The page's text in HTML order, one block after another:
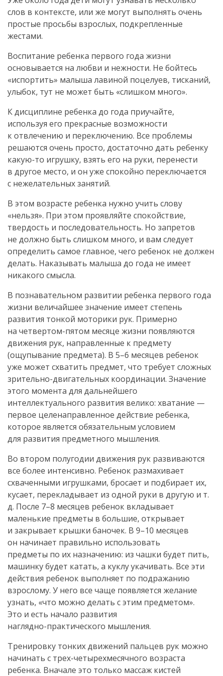
слов в контексте, или же могут выполнять очень
простые просьбы взрослых, подкрепленные
жестами.
Воспитание ребенка первого года жизни
основывается на любви и нежности. Не бойтесь
«испортить» малыша лавиной поцелуев, тисканий,
улыбок, тут не может быть «слишком много».
К дисциплине ребенка до года приучайте,
используя его прекрасные возможности
к отвлечению и переключению. Все проблемы
решаются очень просто, достаточно дать ребенку
какую-то игрушку, взять его на руки, перенести
в другое место, и он уже спокойно переключается
с нежелательных занятий.
В этом возрасте ребенка нужно учить слову
«нельзя». При этом проявляйте спокойствие,
твердость и последовательность. Но запретов
не должно быть слишком много, и вам следует
определить самое главное, чего ребенок не должен
делать. Наказывать малыша до года не имеет
никакого смысла.
В познавательном развитии ребенка первого года
жизни величайшее значение имеет степень
развития тонкой моторики рук. Примерно
на четвертом-пятом месяце жизни появляются
движения рук, направленные к предмету
(ощупывание предмета). В 5–6 месяцев ребенок
уже может схватить предмет, что требует сложных
зрительно-двигательных координации. Значение
этого момента для дальнейшего
интеллектуального развития велико: хватание —
первое целенаправленное действие ребенка,
которое является обязательным условием
для развития предметного мышления.
Во втором полугодии движения рук развиваются
все более интенсивно. Ребенок размахивает
схваченными игрушками, бросает и подбирает их,
кусает, перекладывает из одной руки в другую и т.
д. После 7–8 месяцев ребенок вкладывает
маленькие предметы в большие, открывает
и закрывает крышки баночек. В 9–10 месяцев
он начинает правильно использовать
предметы по их назначению: из чашки будет пить,
машинку будет катать, а куклу укачивать. Все эти
действия ребенок выполняет по подражанию
взрослому. У него все чаще появляется желание
узнать, «что можно делать с этим предметом».
Это и есть начало развития
наглядно-практического мышления.
Тренировку тонких движений пальцев рук можно
начинать с трех-четырехмесячного возраста
ребенка. Вначале это только массаж кистей